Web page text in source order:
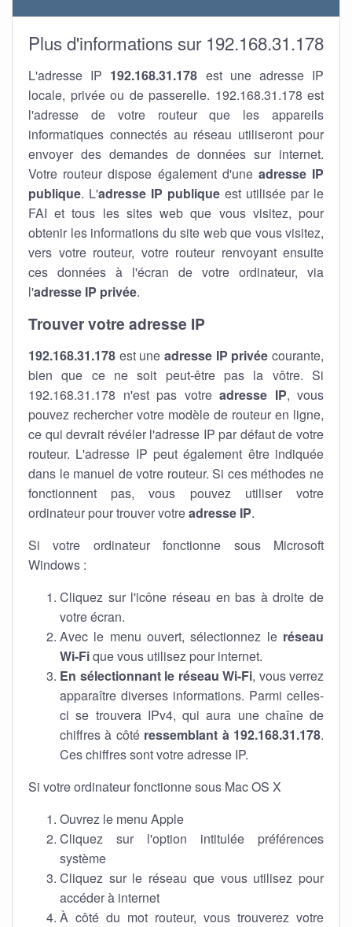
Plus d'informations sur 192.168.31.178
L'adresse IP 192.168.31.178 est une adresse IP
locale, privée ou de passerelle. 192.168.31.178 est
l'adresse de votre routeur que les appareils
informatiques connectés au réseau utiliseront pour
envoyer des demandes de données sur internet.
Votre routeur dispose également d'une adresse IP
publique. L'adresse IP publique est utilisée par le
FAI et tous les sites web que vous visitez, pour
obtenir les informations du site web que vous visitez,
vers votre routeur, votre routeur renvoyant ensuite
ces données à l'écran de votre ordinateur, via
l'adresse IP privée.
Trouver votre adresse IP
192.168.31.178 est une adresse IP privée courante,
bien que ce ne soit peut-être pas la vôtre. Si
192.168.31.178 n'est pas votre adresse IP, vous
pouvez rechercher votre modèle de routeur en ligne,
ce qui devrait révéler l'adresse IP par défaut de votre
routeur. L'adresse IP peut également être indiquée
dans le manuel de votre routeur. Si ces méthodes ne
fonctionnent pas, vous pouvez utiliser votre
ordinateur pour trouver votreadresse IP.
Si votre ordinateur fonctionne sous Microsoft
Windows :
Cliquez sur l'icône réseau en bas à droite de
votre écran.
Avec le menu ouvert, sélectionnez le réseau
Wi-Fique vous utilisez pour internet.
En sélectionnant le réseau Wi-Fi, vous verrez
apparaître diverses informations. Parmi celles-
ci se trouvera IPv4, qui aura une chaîne de
chiffres à côté ressemblant à 192.168.31.178.
Ces chiffres sont votre adresse IP.
Si votre ordinateur fonctionne sous Mac OS X
Ouvrez le menu Apple
Cliquez sur l'option intitulée préférences
système
Cliquez sur le réseau que vous utilisez pour
accéder à internet
À côté du mot routeur, vous trouverez votre